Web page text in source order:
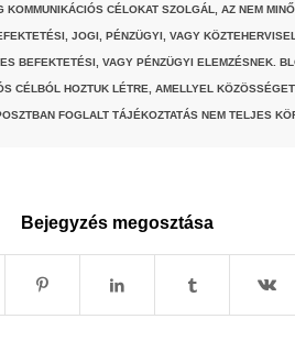
CÉLOKAT SZOLGÁL, AZ NEM
JOGI, PÉNZÜGYI, VAGY
BEFEKTETÉSI, VAGY PÉNZÜGYI ELEMZÉSNEK.
CÉLBÓL HOZTUK LÉTRE, AMELLYEL
FOGLALT TÁJÉKOZTATÁS NEM TELJES
Bejegyzés megosztása